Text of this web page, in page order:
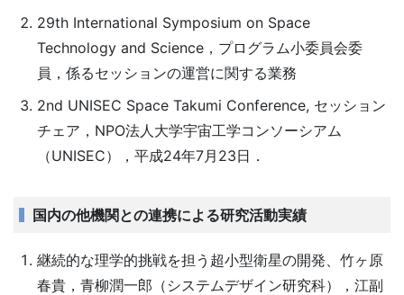
29th International Symposium on Space
Technology and Science，プログラム小委員会委
員，係るセッションの運営に関する業務
2nd UNISEC Space Takumi Conference, セッション
チェア，NPO法人大学宇宙工学コンソーシアム
（UNISEC），平成24年7月23日．
国内の他機関との連携による研究活動実績
継続的な理学的挑戦を担う超小型衛星の開発、竹ヶ原
春貴，青柳潤一郎（システムデザイン研究科），江副